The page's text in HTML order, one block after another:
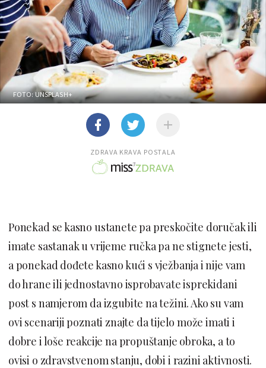
FOTO: UNSPLASH+
ZDRAVA KRAVA POSTALA
Ponekad se kasno ustanete pa preskočite doručak ili
imate sastanak u vrijeme ručka pa ne stignete jesti,
a ponekad dođete kasno kući s vježbanja i nije vam
do hrane ili jednostavno isprobavate isprekidani
post s namjerom da izgubite na težini. Ako su vam
ovi scenariji poznati znajte da tijelo može imati i
dobre i loše reakcije na propuštanje obroka, a to
ovisi o zdravstvenom stanju, dobi i razini aktivnosti.